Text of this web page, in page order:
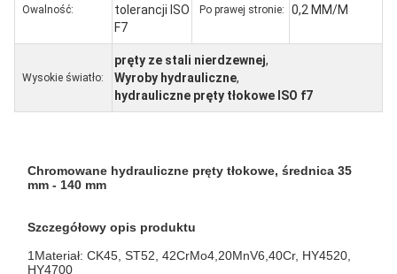
Owalność:
tolerancji ISO
F7
Po prawej stronie:
0,2 MM/M
Wysokie światło:
pręty ze stali nierdzewnej,
Wyroby hydrauliczne,
hydrauliczne pręty tłokowe ISO f7
Chromowane hydrauliczne pręty tłokowe, średnica 35
mm - 140 mm
Szczegółowy opis produktu
1Materiał: CK45, ST52, 42CrMo4, 20MnV6, 40Cr, HY4520,
HY4700